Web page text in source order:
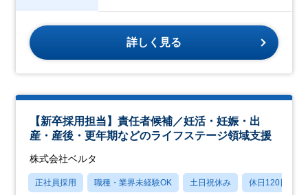
詳しく見る
【新卒採用担当】責任者候補／妊活・妊娠・出
産・産後・更年期などのライフステージ領域支援
株式会社ベルタ
正社員採用 職種・業界未経験OK 土日祝休み 休日120日以上